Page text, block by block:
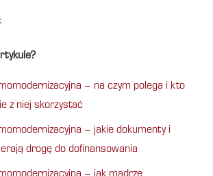
– na czym polega i kto
z niej skorzystać
– jakie dokumenty i
drogę do dofinansowania